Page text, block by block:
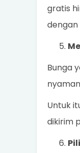
gratis
Bunga
Untuk
dikirim